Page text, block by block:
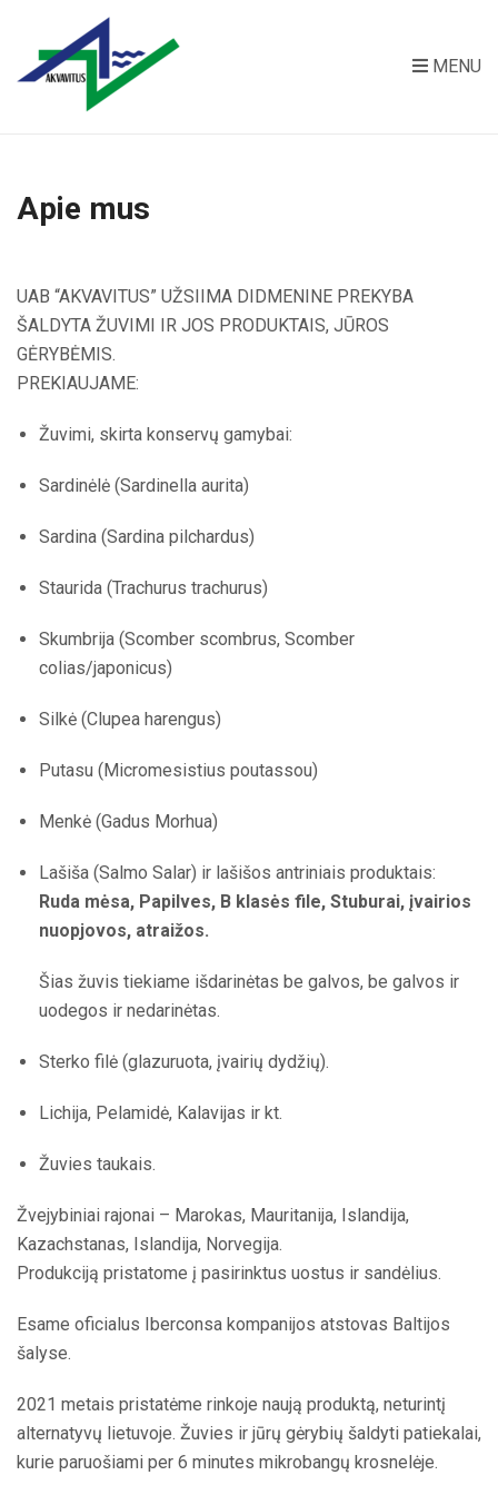
MENU
Apie mus
UAB “AKVAVITUS” UŽSIIMA DIDMENINE PREKYBA
ŠALDYTA ŽUVIMI IR JOS PRODUKTAIS, JŪROS
GĖRYBĖMIS.
PREKIAUJAME:
Žuvimi, skirta konservų gamybai:
Sardinėlė (Sardinella aurita)
Sardina (Sardina pilchardus)
Staurida (Trachurus trachurus)
Skumbrija (Scomber scombrus, Scomber
colias/japonicus)
Silkė (Clupea harengus)
Putasu (Micromesistius poutassou)
Menkė (Gadus Morhua)
Lašiša (Salmo Salar) ir lašišos antriniais produktais:
Ruda mėsa, Papilves, B klasės file, Stuburai, įvairios
nuopjovos, atraižos.
Šias žuvis tiekiame išdarinėtas be galvos, be galvos ir
uodegos ir nedarinėtas.
Sterko filė (glazuruota, įvairių dydžių).
Lichija, Pelamidė, Kalavijas ir kt.
Žuvies taukais.
Žvejybiniai rajonai – Marokas, Mauritanija, Islandija,
Kazachstanas, Islandija, Norvegija.
Produkciją pristatome į pasirinktus uostus ir sandėlius.
Esame oficialus Iberconsa kompanijos atstovas Baltijos
šalyse.
2021 metais pristatėme rinkoje naują produktą, neturintį
alternatyvų lietuvoje. Žuvies ir jūrų gėrybių šaldyti patiekalai,
kurie paruošiami per 6 minutes mikrobangų krosnelėje.